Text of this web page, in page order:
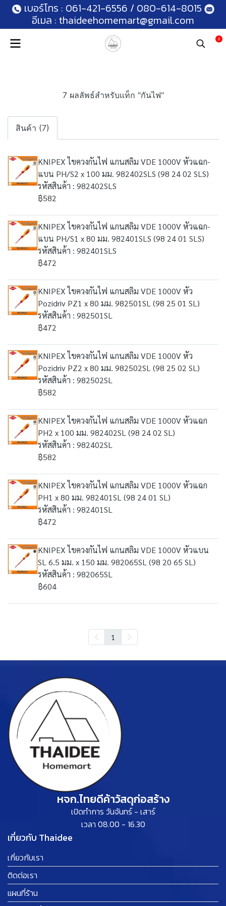
เบอร์โทร : 061-421-6556 / 080-614-8015
อีเมล : thaideehomemart@gmail.com
0
7 ผลลัพธ์สำหรับแท็ก "กันไฟ"
สินค้า (7)
KNIPEX ไขควงกันไฟ แกนสลิม VDE 1000V หัวแฉก-
แบน PH/S2 x 100 มม. 982402SLS (98 24 02 SLS)
รหัสสินค้า : 982402SLS
฿582
KNIPEX ไขควงกันไฟ แกนสลิม VDE 1000V หัวแฉก-
แบน PH/S1 x 80 มม. 982401SLS (98 24 01 SLS)
รหัสสินค้า : 982401SLS
฿472
KNIPEX ไขควงกันไฟ แกนสลิม VDE 1000V หัว
Pozidriv PZ1 x 80 มม. 982501SL (98 25 01 SL)
รหัสสินค้า : 982501SL
฿472
KNIPEX ไขควงกันไฟ แกนสลิม VDE 1000V หัว
Pozidriv PZ2 x 80 มม. 982502SL (98 25 02 SL)
รหัสสินค้า : 982502SL
฿582
KNIPEX ไขควงกันไฟ แกนสลิม VDE 1000V หัวแฉก
PH2 x 100 มม. 982402SL (98 24 02 SL)
รหัสสินค้า : 982402SL
฿582
KNIPEX ไขควงกันไฟ แกนสลิม VDE 1000V หัวแฉก
PH1 x 80 มม. 982401SL (98 24 01 SL)
รหัสสินค้า : 982401SL
฿472
KNIPEX ไขควงกันไฟ แกนสลิม VDE 1000V หัวแบน
SL 6.5 มม. x 150 มม. 982065SL (98 20 65 SL)
รหัสสินค้า : 982065SL
฿604
1
หจก.ไทยดีค้าวัสดุก่อสร้าง
เปิดทำการ วันจันทร์ - เสาร์
เวลา 08.00 - 16.30
เกี่ยวกับ Thaidee
เกี่ยวกับเรา
ติดต่อเรา
แผนที่ร้าน